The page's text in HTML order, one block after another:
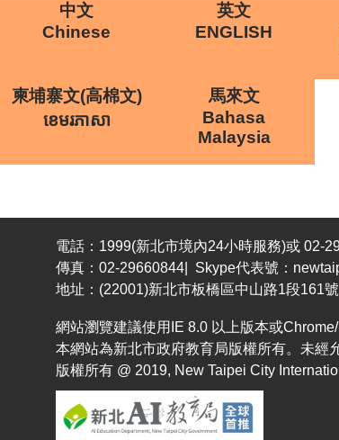
中文
Chinese
英文
ENGLISH
柬埔寨文(高棉文)
ខេមរភាសា
馬來文
Bahasa
Malaysia
電話：1999(新北市境內24小時服務)或 02-
傳真：02-29660844| Skype代表號：
地址：(22001)新北市板橋區中山路1段161
網站瀏覽建議使用IE 8.0 以上版本或
本網站為新北市政府教育局版權所有。未經
版權所有 @ 2019, New Taipei City